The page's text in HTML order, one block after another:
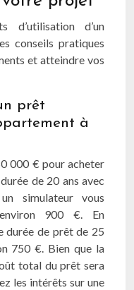
d’utilisation d’un
conseils pratiques
et atteindre vos
prêt
à
000 € pour acheter
de 20 ans avec
simulateur vous
900 €. En
durée de prêt de 25
750 €. Bien que la
total du prêt sera
les intérêts sur une